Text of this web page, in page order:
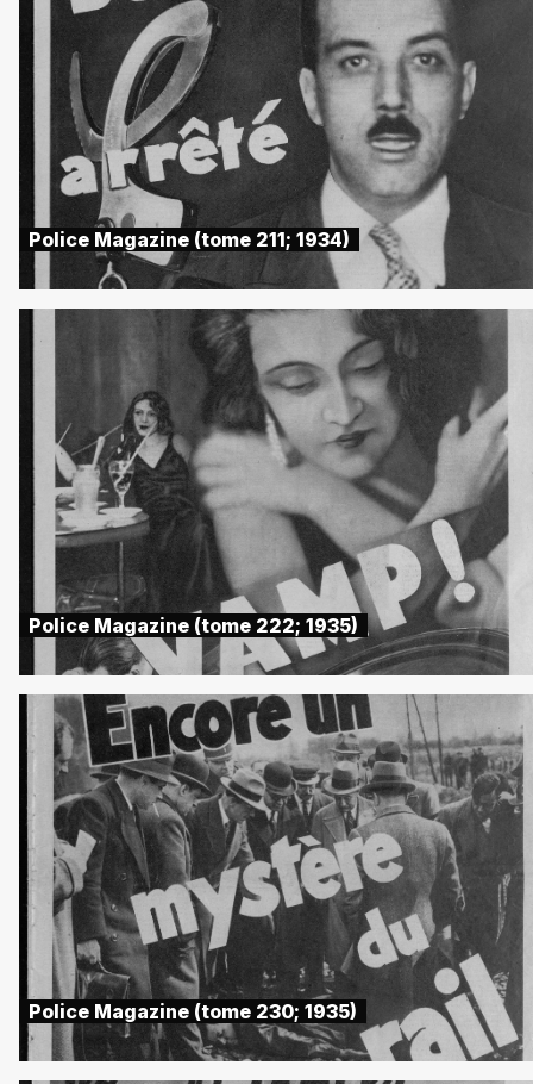
Police Magazine (tome 211; 1934)
Police Magazine (tome 222; 1935)
Police Magazine (tome 230; 1935)